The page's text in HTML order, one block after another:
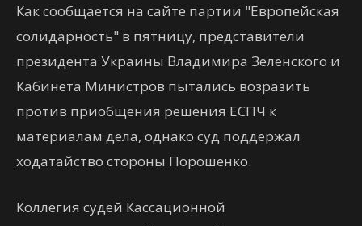
Как сообщается на сайте партии "Европейская
солидарность" в пятницу, представители
президента Украины Владимира Зеленского и
Кабинета Министров пытались возразить
против приобщения решения ЕСПЧ к
материалам дела, однако суд поддержал
ходатайство стороны Порошенко.
Коллегия судей Кассационной